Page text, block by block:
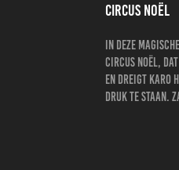
circus noël
In deze
Circus Noël,
en dreigt Karo
druk te staan.